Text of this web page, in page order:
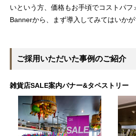
いという方、価格もお手頃でコストパフ
Bannerから、まず導入してみてはいか
ご採用いただいた事例のご紹介
雑貨店SALE案内バナー&タペストリー